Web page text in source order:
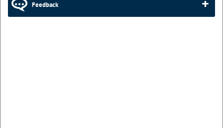
Feedback